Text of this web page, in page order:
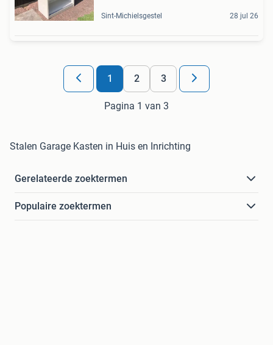
Sint-Michielsgestel 28 jul 26
1 2 3
Pagina 1 van 3
Stalen Garage Kasten in Huis en Inrichting
Gerelateerde zoektermen
Populaire zoektermen